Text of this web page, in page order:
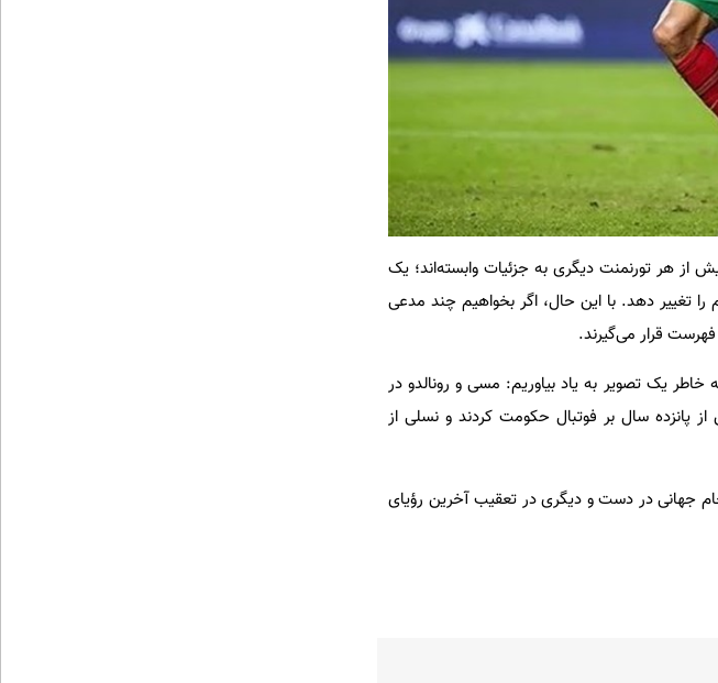
هر تورنمنت دیگری به جزئیات وابسته‌اند؛ یک
تغییر دهد. با این حال، اگر بخواهیم چند مدعی
فهرست قرار می‌گیرند.
تیم قهرمان، بلکه به خاطر یک تصویر به یاد بیاوریم: مسی و رونالدو در
پانزده سال بر فوتبال حکومت کردند و نسلی از
جهانی در دست و دیگری در تعقیب آخرین رؤیای